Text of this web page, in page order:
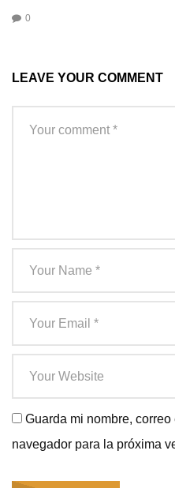
0
LEAVE YOUR COMMENT
Guarda mi nombre,
navegador para la próxima